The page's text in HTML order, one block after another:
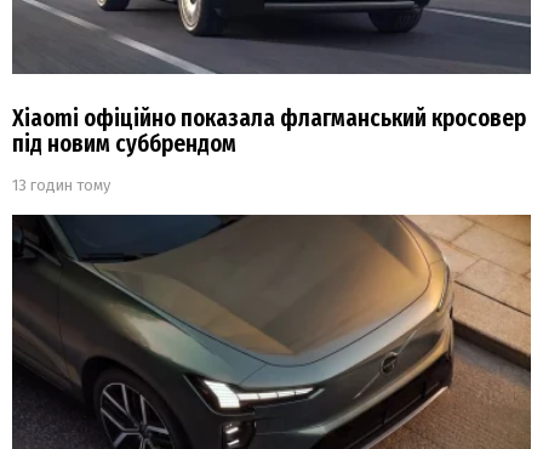
Xiaomi офіційно показала флагманський кросовер
під новим суббрендом
13 годин тому